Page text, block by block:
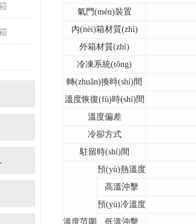
箱
氣門(mén)裝置
內(nèi)箱材質(zhì)
外箱材質(zhì)
冷凍系統(tǒng)
轉(zhuǎn)換時(shí)間
溫度恢復(fù)時(shí)間
溫度偏差
冷卻方式
駐留時(shí)間
溫度范圍
預(yù)熱溫度
高溫沖擊
預(yù)冷溫度
低溫沖擊